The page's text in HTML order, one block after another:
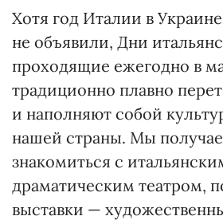
Хотя год Италии в
не объявили, Дни
проходящие ежегодно в
традиционно плавно
и наполняют собой
нашей страны. Мы
знакомиться с
драматическим театром,
выставки —